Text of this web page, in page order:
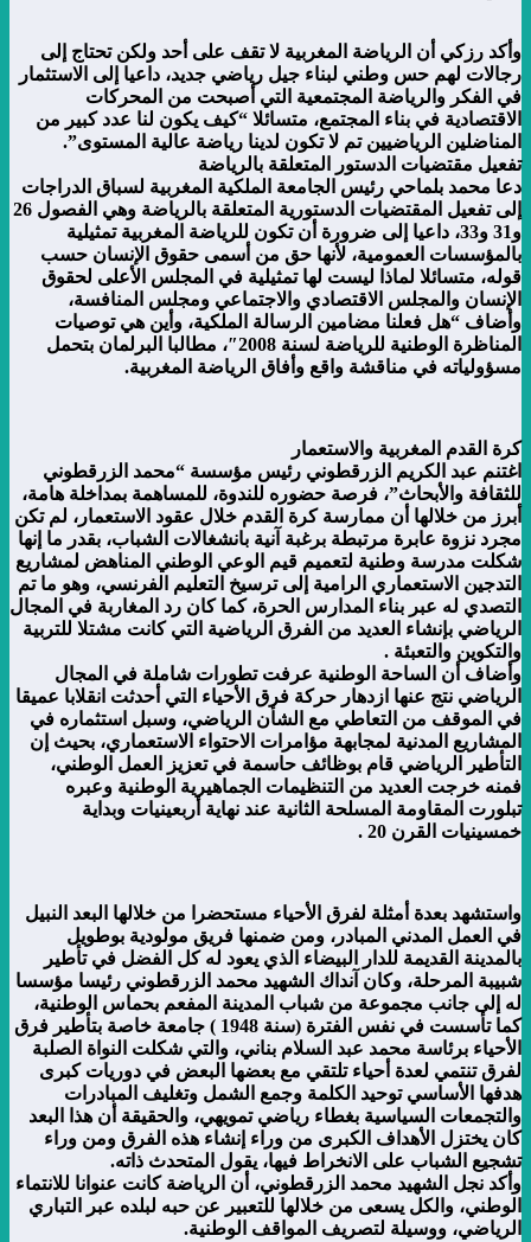
وأكد رزكي أن الرياضة المغربية لا تقف على أحد ولكن تحتاج إلى
رجالات لهم حس وطني لبناء جيل رياضي جديد، داعيا إلى الاستثمار
في الفكر والرياضة المجتمعية التي أصبحت من المحركات
الاقتصادية في بناء المجتمع، متسائلا “كيف يكون لنا عدد كبير من
المناضلين الرياضيين تم لا تكون لدينا رياضة عالية المستوى”.
تفعيل مقتضيات الدستور المتعلقة بالرياضة
دعا محمد بلماحي رئيس الجامعة الملكية المغربية لسباق الدراجات
إلى تفعيل المقتضيات الدستورية المتعلقة بالرياضة وهي الفصول 26
و31 و33، داعيا إلى ضرورة أن تكون للرياضة المغربية تمثيلية
بالمؤسسات العمومية، لأنها حق من أسمى حقوق الإنسان حسب
قوله، متسائلا لماذا ليست لها تمثيلية في المجلس الأعلى لحقوق
الإنسان والمجلس الاقتصادي والاجتماعي ومجلس المنافسة،
وأضاف “هل فعلنا مضامين الرسالة الملكية، وأين هي توصيات
المناظرة الوطنية للرياضة لسنة 2008″، مطالبا البرلمان بتحمل
مسؤولياته في مناقشة واقع وأفاق الرياضة المغربية.
كرة القدم المغربية والاستعمار
اغتنم عبد الكريم الزرقطوني رئيس مؤسسة “محمد الزرقطوني
للثقافة والأبحاث”، فرصة حضوره للندوة، للمساهمة بمداخلة هامة،
أبرز من خلالها أن ممارسة كرة القدم خلال عقود الاستعمار، لم تكن
مجرد نزوة عابرة مرتبطة برغبة آنية بانشغالات الشباب، بقدر ما إنها
شكلت مدرسة وطنية لتعميم قيم الوعي الوطني المناهض لمشاريع
التدجين الاستعماري الرامية إلى ترسيخ التعليم الفرنسي، وهو ما تم
التصدي له عبر بناء المدارس الحرة، كما كان رد المغاربة في المجال
الرياضي بإنشاء العديد من الفرق الرياضية التي كانت مشتلا للتربية
والتكوين والتعبئة .
وأضاف أن الساحة الوطنية عرفت تطورات شاملة في المجال
الرياضي نتج عنها ازدهار حركة فرق الأحياء التي أحدثت انقلابا عميقا
في الموقف من التعاطي مع الشأن الرياضي، وسبل استثماره في
المشاريع المدنية لمجابهة مؤامرات الاحتواء الاستعماري، بحيث إن
التأطير الرياضي قام بوظائف حاسمة في تعزيز العمل الوطني،
فمنه خرجت العديد من التنظيمات الجماهيرية الوطنية وعبره
تبلورت المقاومة المسلحة الثانية عند نهاية أربعينيات وبداية
خمسينيات القرن 20 .
واستشهد بعدة أمثلة لفرق الأحياء مستحضرا من خلالها البعد النبيل
في العمل المدني المبادر، ومن ضمنها فريق مولودية بوطويل
بالمدينة القديمة للدار البيضاء الذي يعود له كل الفضل في تأطير
شبيبة المرحلة، وكان آنداك الشهيد محمد الزرقطوني رئيسا مؤسسا
له إلى جانب مجموعة من شباب المدينة المفعم بحماس الوطنية،
كما تأسست في نفس الفترة (سنة 1948 ) جامعة خاصة بتأطير فرق
الأحياء برئاسة محمد عبد السلام بناني، والتي شكلت النواة الصلبة
لفرق تنتمي لعدة أحياء تلتقي مع بعضها البعض في دوريات كبرى
هدفها الأساسي توحيد الكلمة وجمع الشمل وتغليف المبادرات
والتجمعات السياسية بغطاء رياضي تمويهي، والحقيقة أن هذا البعد
كان يختزل الأهداف الكبرى من وراء إنشاء هذه الفرق ومن وراء
تشجيع الشباب على الانخراط فيها، يقول المتحدث ذاته.
وأكد نجل الشهيد محمد الزرقطوني، أن الرياضة كانت عنوانا للانتماء
الوطني، والكل يسعى من خلالها للتعبير عن حبه لبلده عبر التباري
الرياضي، ووسيلة لتصريف المواقف الوطنية.